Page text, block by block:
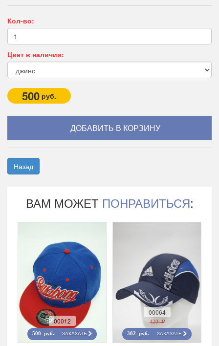
Кол-во:
Цвет в наличии:
500 руб.
Назад
ВАМ МОЖЕТ ПОНРАВИТЬСЯ:
00012
500 руб. ЗАКАЗАТЬ
00064
420 r
302 руб. ЗАКАЗАТЬ